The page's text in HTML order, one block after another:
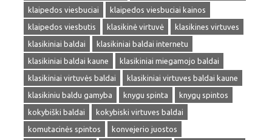
klaipedos viesbuciai
klaipedos viesbuciai kainos
klaipedos viesbutis
klasikinė virtuvė
klasikines virtuves
klasikiniai baldai
klasikiniai baldai internetu
klasikiniai baldai kaune
klasikiniai miegamojo baldai
klasikiniai virtuvės baldai
klasikiniai virtuves baldai kaune
klasikiniu baldu gamyba
knygu spinta
knygų spintos
kokybiški baldai
kokybiski virtuves baldai
komutacinės spintos
konvejerio juostos